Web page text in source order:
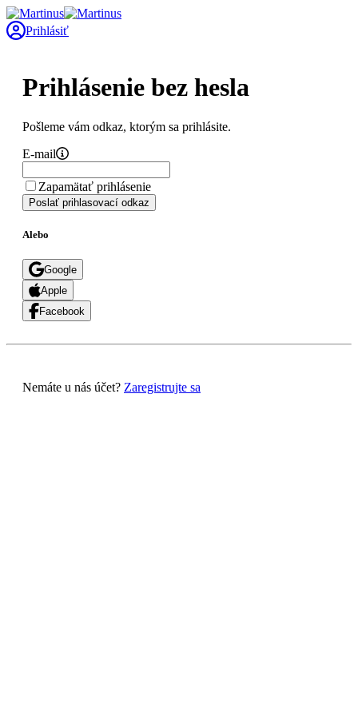
Prihlásiť
Prihlásenie bez hesla
Pošleme vám odkaz, ktorým sa prihlásite.
E-mail
Zapamätať prihlásenie
Poslať prihlasovací odkaz
Alebo
Google
Apple
Facebook
Nemáte u nás účet? Zaregistrujte sa